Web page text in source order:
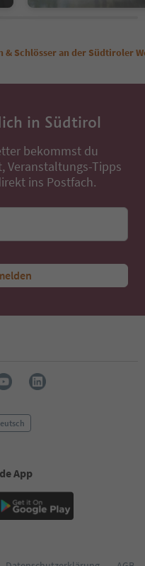
& Schlösser an der Südtiroler
in Südtirol
bekommst du
Veranstaltungs-Tipps
ins Postfach.
App